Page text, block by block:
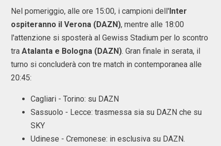
Nel pomeriggio, alle ore 15:00, i campioni dell'Inter
ospiteranno il Verona (DAZN), mentre alle 18:00
l'attenzione si sposterà al Gewiss Stadium per lo scontro
tra Atalanta e Bologna (DAZN). Gran finale in serata, il
turno si concluderà con tre match in contemporanea alle
20:45:
Cagliari - Torino: su DAZN
Sassuolo - Lecce: trasmessa sia su DAZN che su
SKY
Udinese - Cremonese: in esclusiva su DAZN.